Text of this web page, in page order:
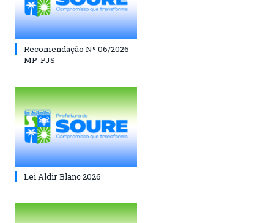
Recomendação Nº 06/2026-
MP-PJS
Lei Aldir Blanc 2026